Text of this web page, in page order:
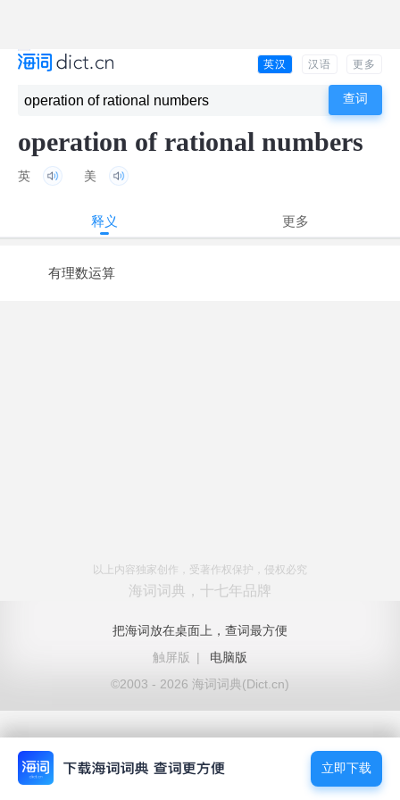
英汉 汉语 更多
operation of rational numbers
英 美
释义 更多
有理数运算
以上内容独家创作，受著作权保护，侵权必究
海词词典，十七年品牌
把海词放在桌面上，查词最方便
触屏版
|
电脑版
©2003 - 2026 海词词典(Dict.cn)
立即下载
立即下载